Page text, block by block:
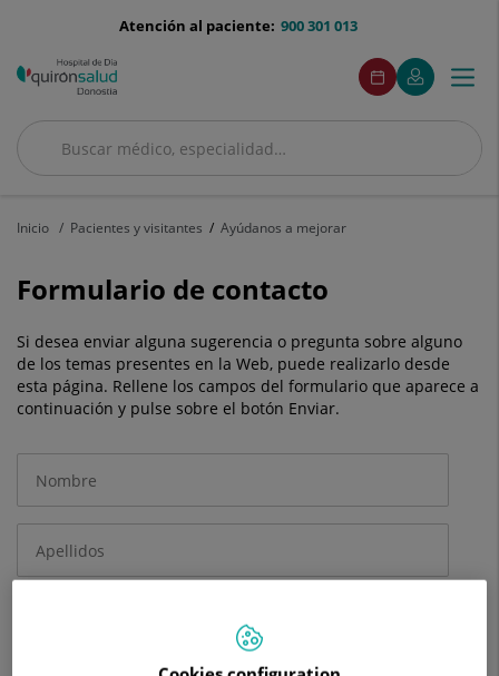
menu-
900 301 013
Atención al paciente:
Buscar
Buscar
menuAcceso
Pedir
cita
Este
enlace
se
en
Mi
Quirónsalud
Este
enlace
se
en
ventana
nueva.
Menú
Inicio Pacientes y visitantes Ayúdanos a mejorar
Formulario de contacto
Si desea enviar alguna sugerencia o pregunta sobre alguno
de los temas presentes en la Web, puede realizarlo desde
esta página. Rellene los campos del formulario que aparece a
continuación y pulse sobre el botón Enviar.
obligatorios